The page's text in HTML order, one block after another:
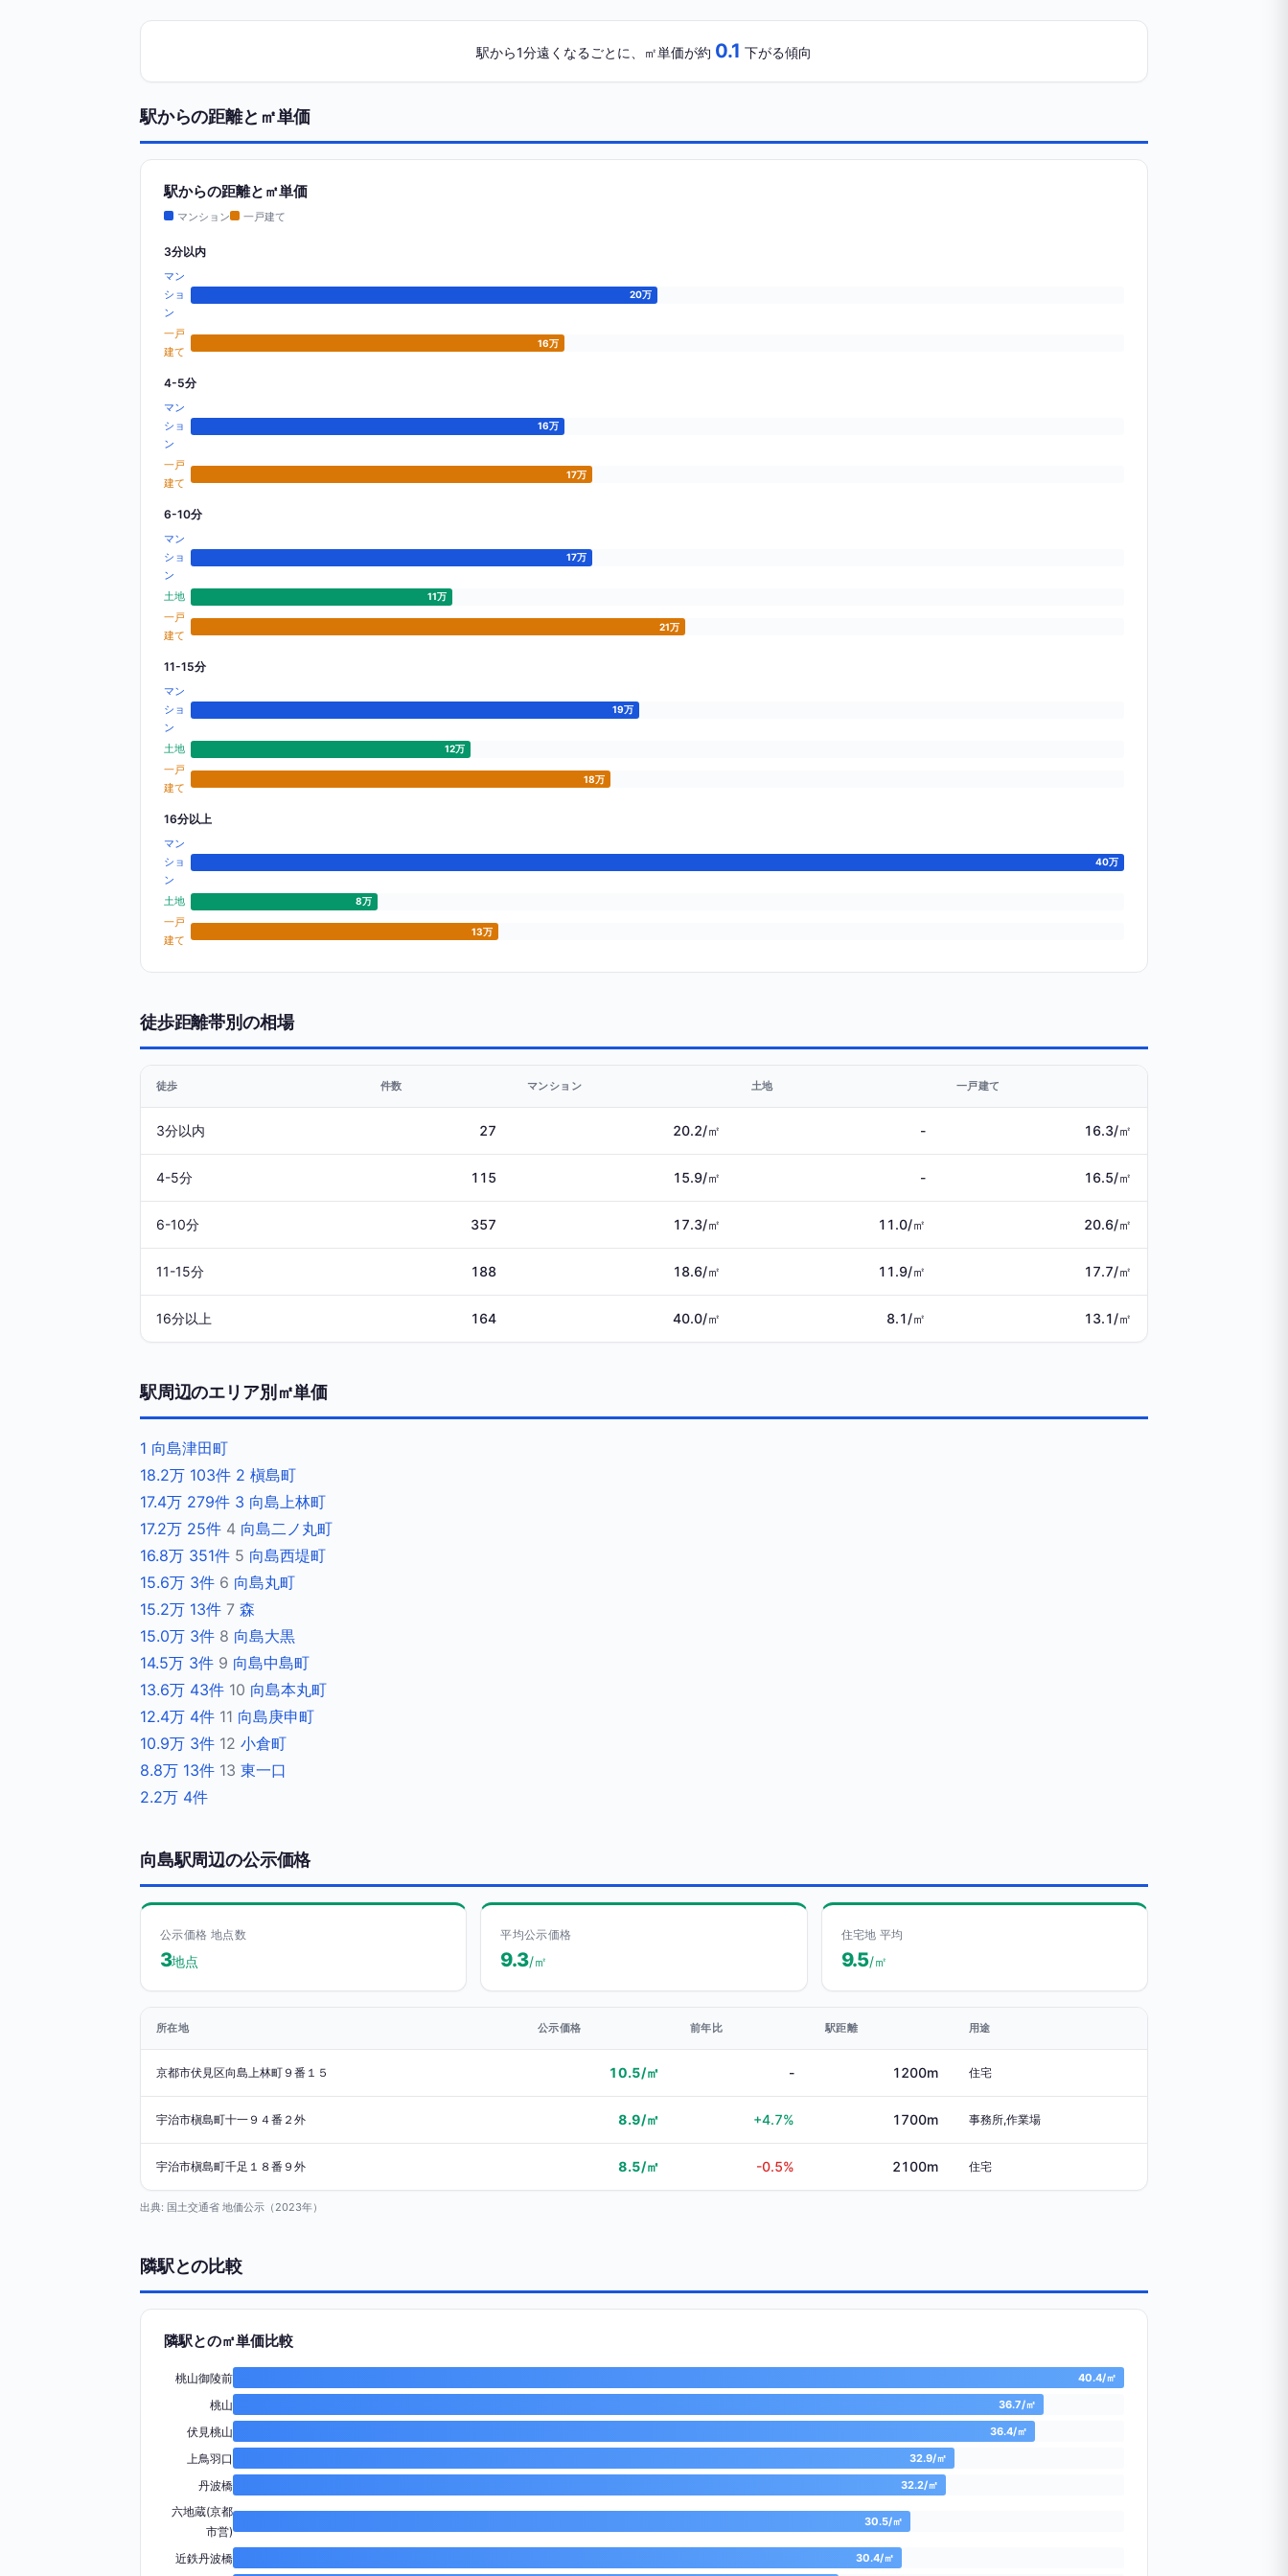
駅から1分遠くなるごとに、㎡単価が約 0.1 下がる傾向
駅からの距離と㎡単価
駅からの距離と㎡単価
マンション 一戸建て
3分以内
マン
ショ
ン
20万
一戸
建て
16万
4-5分
マン
ショ
ン
16万
一戸
建て
17万
6-10分
マン
ショ
ン
17万
土地 11万
一戸
建て
21万
11-15分
マン
ショ
ン
19万
土地 12万
一戸
建て
18万
16分以上
マン
ショ
ン
40万
土地 8万
一戸
建て
13万
徒歩距離帯別の相場
徒歩 件数 マンション 土地 一戸建て
3分以内 27 20.2/㎡ - 16.3/㎡
4-5分 115 15.9/㎡ - 16.5/㎡
6-10分 357 17.3/㎡ 11.0/㎡ 20.6/㎡
11-15分 188 18.6/㎡ 11.9/㎡ 17.7/㎡
16分以上 164 40.0/㎡ 8.1/㎡ 13.1/㎡
駅周辺のエリア別㎡単価
1 向島津田町
18.2万 103件 2 槇島町
17.4万 279件 3 向島上林町
17.2万 25件 4 向島二ノ丸町
16.8万 351件 5 向島西堤町
15.6万 3件 6 向島丸町
15.2万 13件 7 森
15.0万 3件 8 向島大黒
14.5万 3件 9 向島中島町
13.6万 43件 10 向島本丸町
12.4万 4件 11 向島庚申町
10.9万 3件 12 小倉町
8.8万 13件 13 東一口
2.2万 4件
向島駅周辺の公示価格
公示価格 地点数
3地点
平均公示価格
9.3/㎡
住宅地 平均
9.5/㎡
所在地 公示価格 前年比 駅距離 用途
京都市伏見区向島上林町９番１５ 10.5/㎡ - 1200m 住宅
宇治市槇島町十一９４番２外 8.9/㎡ +4.7% 1700m 事務所,作業場
宇治市槇島町千足１８番９外 8.5/㎡ -0.5% 2100m 住宅
出典: 国土交通省 地価公示（2023年）
隣駅との比較
隣駅との㎡単価比較
桃山御陵前 40.4/㎡
桃山 36.7/㎡
伏見桃山 36.4/㎡
上鳥羽口 32.9/㎡
丹波橋 32.2/㎡
六地蔵(京都
市営)
30.5/㎡
近鉄丹波橋 30.4/㎡